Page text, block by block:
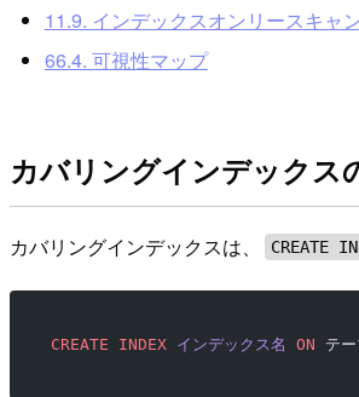
11.9. インデックスオンリースキャ
66.4. 可視性マップ
カバリングインデックス
カバリングインデックスは、 CREATE
CREATE INDEX インデックス名 ON テ